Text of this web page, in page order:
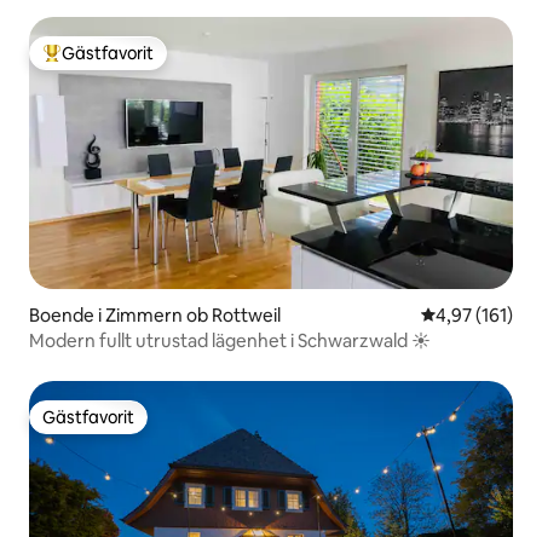
Populär gästfavorit
Gästfavorit
Boende i Zimmern ob Rottweil 4,97 av 5 i
4,97 (161)
Modern fullt utrustad lägenhet i Schwarzwald ☀️
Gästfavorit
Gästfavorit